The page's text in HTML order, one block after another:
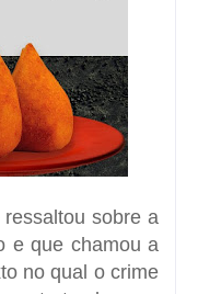
sobre a
e que chamou a
no qual o crime